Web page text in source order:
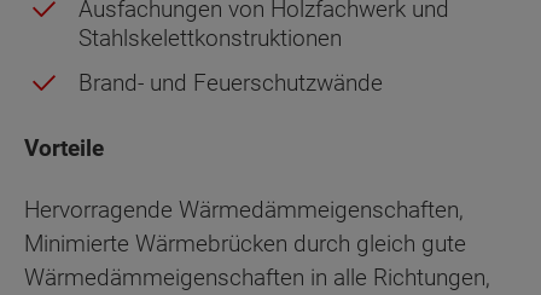
Ausfachungen von Holzfachwerk und
Stahlskelettkonstruktionen
Brand- und Feuerschutzwände
Vorteile
Hervorragende Wärmedämmeigenschaften,
Minimierte Wärmebrücken durch gleich gute
Wärmedämmeigenschaften in alle Richtungen,